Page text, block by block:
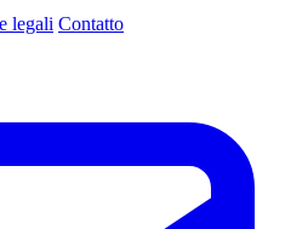
legali Contatto